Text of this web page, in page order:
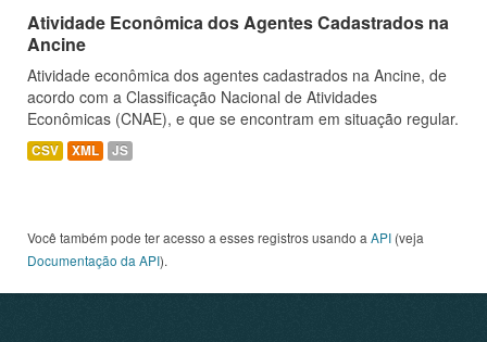
Atividade Econômica dos Agentes Cadastrados na
Ancine
Atividade econômica dos agentes cadastrados na Ancine, de
acordo com a Classificação Nacional de Atividades
Econômicas (CNAE), e que se encontram em situação regular.
CSV XML JS
Você também pode ter acesso a esses registros usando a API (veja
Documentação da API).